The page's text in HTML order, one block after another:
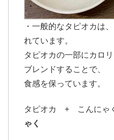
・一般的なタピオカは
れています。
タピオカの一部にカロ
ブレンドすることで、
食感を保っています。
タピオカ + こんに
ゃく